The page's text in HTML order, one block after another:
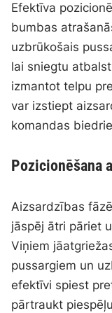
Efektīva
bumbas
uzbrūkošais
lai sniegtu
izmantot telpu
var izstiept
komandas
Pozicionēšana
Aizsardzības
jāspēj ātri pāriet
Viņiem
pussargiem un
efektīvi spiest
pārtraukt